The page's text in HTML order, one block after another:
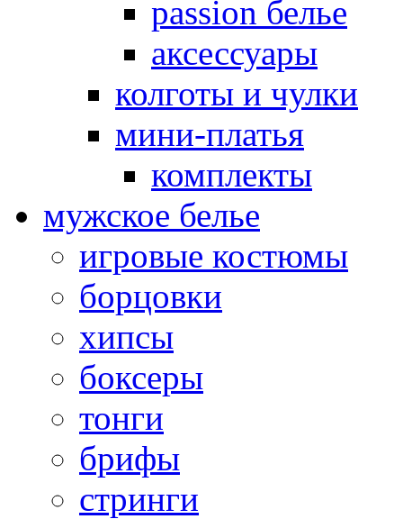
passion белье
аксессуары
колготы и чулки
мини-платья
комплекты
мужское белье
игровые костюмы
борцовки
хипсы
боксеры
тонги
брифы
стринги